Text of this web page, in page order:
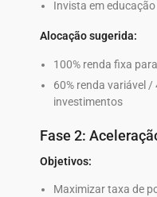
Invista em
Alocação sugerida:
100% renda fixa
60% renda variável
investimentos
Fase 2:
Objetivos:
Maximizar taxa de